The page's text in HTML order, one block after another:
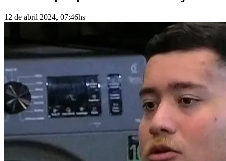
12 de abril 2024, 07:46hs